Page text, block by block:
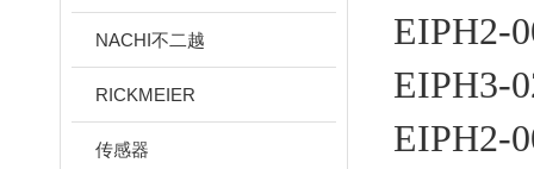
NACHI不二越
RICKMEIER
传感器
EIPH2-
EIPH3-
EIPH2-